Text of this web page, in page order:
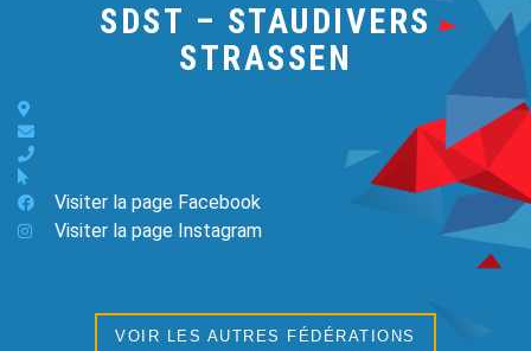
SDST – STAUDIVERS
STRASSEN
Visiter la page Facebook
Visiter la page Instagram
VOIR LES AUTRES FÉDÉRATIONS